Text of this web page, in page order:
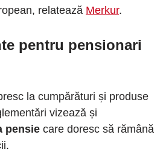
relatează Merkur.
pentru pensionari
la cumpărături și produse
vizează și
pensie care doresc să rămână